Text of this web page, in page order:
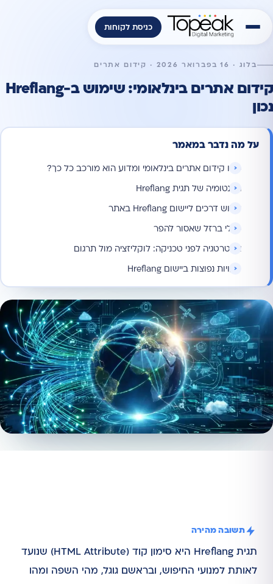
כניסת לקוחות
בלוג · 16 בפברואר 2026 · קידום אתרים
קידום אתרים בינלאומי: שימוש ב-Hreflang
נכון
על מה נדבר במאמר
מהו קידום אתרים בינלאומי ומדוע הוא מורכב כל כך?
האנטומיה של תגית Hreflang
שלוש דרכים ליישום Hreflang באתר
כללי ברזל שאסור להפר
אסטרטגיה לפני טכניקה: לוקליזציה מול תרגום
טעויות נפוצות ביישום Hreflang
תשובה מהירה
תגית Hreflang היא סימון קוד (HTML Attribute) שנועד
לאותת למנועי החיפוש, ובראשם גוגל, מהי השפה ומהו